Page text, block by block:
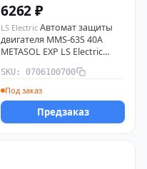
6262 ₽
LS Electric Автомат защиты
двигателя MMS-63S 40А
METASOL EXP LS Electric
SKU: 0706100700
Под заказ
Предзаказ